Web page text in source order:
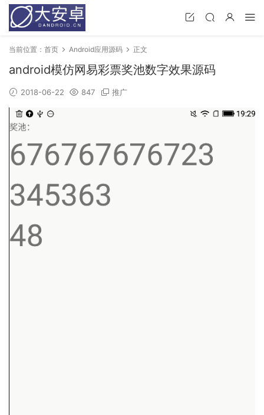
当前位置： 首页 Android应用源码 正文
android模仿网易彩票奖池数字效果源码
2018-06-22 847 推广